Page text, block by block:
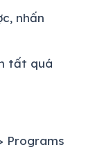
nhấn
tất quá
Programs